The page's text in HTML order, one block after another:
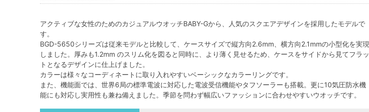
アクティブな女性のためのカジュアルウオッチBABY-Gから、人気のスクエアデザインを採用したモデルで
す。
BGD-5650シリーズは従来モデルと比較して、ケースサイズで縦方向2.6mm、横方向2.1mmの小型化を実現
しました。厚みも1.2mm のスリム化を図ると同時に、より薄く見せるため、ケースをサイドから見てフラッ
トとなるデザインに仕上げました。
カラーは様々なコーディネートに取り入れやすいベーシックなカラーリングです。
また、機能面では、世界6局の標準電波に対応した電波受信機能やタフソーラーも搭載。更に10気圧防水機
能にも対応し実用性も兼ね備えました。季節を問わず幅広いファッションに合わせやすいウオッチです。